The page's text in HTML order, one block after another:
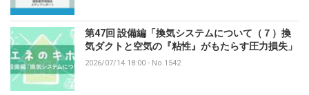
第47回 設備編「換気システムについて（７）換
気ダクトと空気の『粘性』がもたらす圧力損失」
2026/07/14 18:00 - No.1542